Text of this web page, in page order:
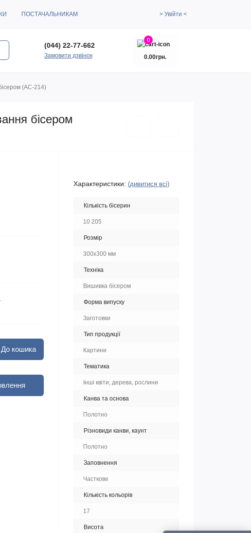
ПОСТАЧАЛЬНИКАМ > Увійти <
(044) 22-77-662
Замовити дзвінок
0
0.00грн.
(АС-214)
бісером
До кошика
Характеристики: (дивитися всі)
Кількість бісерин
10 205
Розмір
300х300 мм
Техніка
Вишивка бісером
Форма випуску
Заготовки
Тип продукції
Картини
Тематика
Інші квіти, дерева, рослини
Канва та основа
Полотно
Різновиди канви, каунт
Полотно
Заповнення
Часткове
Кількість кольорів
17
Висота